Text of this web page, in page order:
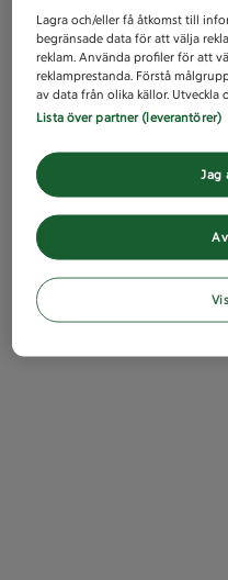
Lagra och/eller få åtkomst till
begränsade data för att välja
reklam. Använda profiler för att
reklamprestanda. Förstå
av data från olika källor. Utveckla
Lista över partner (leverantörer)
Jag